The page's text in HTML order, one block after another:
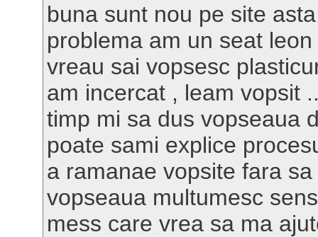
buna sunt nou pe site
problema am un seat
vreau sai vopsesc
am incercat , leam vopsit
timp mi sa dus vopseaua
poate sami explice
a ramanae vopsite fara
vopseaua multumesc
mess care vrea sa ma